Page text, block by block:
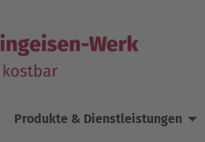
Produkte & Dienstleistungen